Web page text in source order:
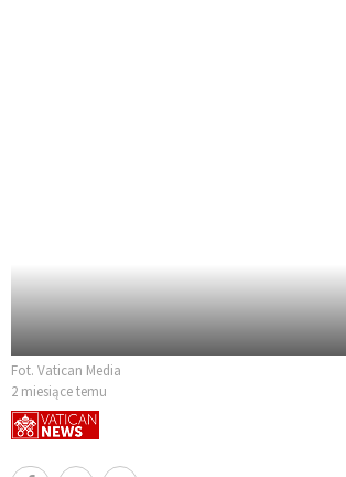
Fot. Vatican Media
2 miesiące temu